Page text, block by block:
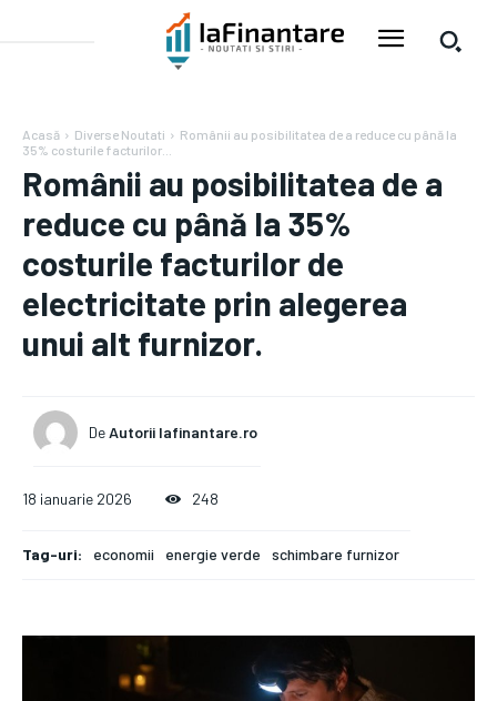
Acasă Diverse Noutati
Românii au posibilitatea de a reduce cu până la
35% costurile facturilor...
Românii au posibilitatea de a
reduce cu până la 35%
costurile facturilor de
electricitate prin alegerea
unui alt furnizor.
DeAutorii Iafinantare.ro
18 ianuarie 2026 248
Tag-uri: economii energie verde schimbare furnizor